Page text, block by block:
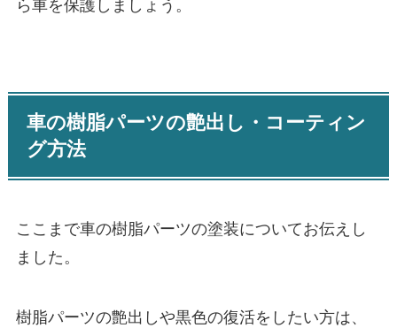
ら車を保護しましょう。
車の樹脂パーツの艶出し・コーティン
グ方法
ここまで車の樹脂パーツの塗装についてお伝えし
ました。
樹脂パーツの艶出しや黒色の復活をしたい方は、